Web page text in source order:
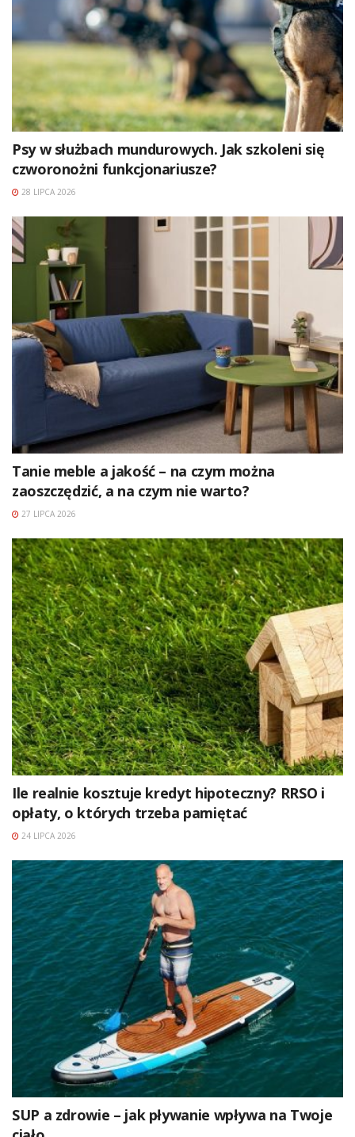
Psy w służbach mundurowych. Jak szkoleni się
czworonożni funkcjonariusze?
28 LIPCA 2026
Tanie meble a jakość – na czym można
zaoszczędzić, a na czym nie warto?
27 LIPCA 2026
Ile realnie kosztuje kredyt hipoteczny? RRSO i
opłaty, o których trzeba pamiętać
24 LIPCA 2026
SUP a zdrowie – jak pływanie wpływa na Twoje